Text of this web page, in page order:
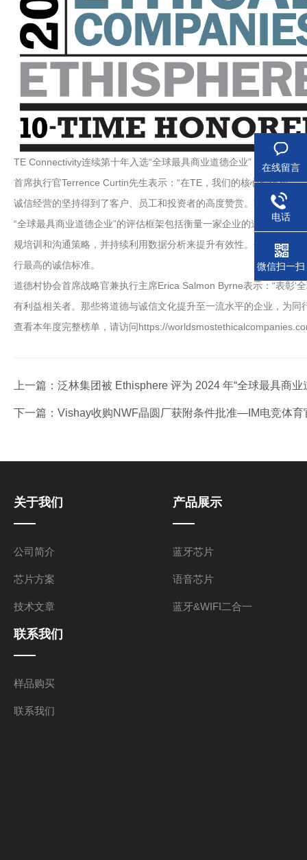
TE Connectivity连续第十年入选“全球最具商业道德企业”
首席执行官Terrence Curtin先生表示：“在TE，我们的核心价值观
诚信经营的坚持得到了客户、员工和投资者的高度赞赏。”
“全球最具商业道德企业”的评估框架包括衡量一家企业的道德文化
规培训和沟通策略，并持续利用数据分析来提升有效性。公司还大
行最高的诚信标准。
道德村协会首席战略官兼执行主席Erica Salmon Byrne表示：“表彰
有利益相关者。那些将道德与诚信文化提升至一流水平的企业，为
查看本年度完整榜单，请访问https://
上一篇： 泛林集团被 Ethisphere 评为 2024 年“全球最具商
下一篇： Vishay收购NWF晶圆厂获附条件批准—IM电竞体育
关于我们
公司简介
芯片方案
技术文章
产品展示
蓝牙芯片
语音芯片
蓝牙&WIFI二合一
联系我们
样品购买
联系我们
在线留言
电话
微信扫一扫